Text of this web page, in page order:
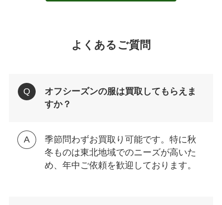
よくあるご質問
オフシーズンの服は買取してもらえま
すか？
季節問わずお買取り可能です。特に秋
冬ものは東北地域でのニーズが高いた
め、年中ご依頼を歓迎しております。